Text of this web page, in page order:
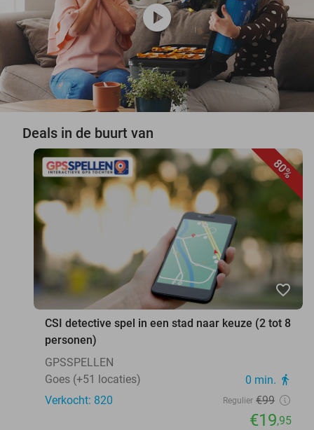
play_circle
Deals in de buurt van
80%
favorite_border
CSI detective spel in een stad naar keuze (2 tot 8
personen)
GPSSPELLEN
Goes (+51 locaties)
0 min. directions_walk
Verkocht: 820 Regulier €99
€19,95